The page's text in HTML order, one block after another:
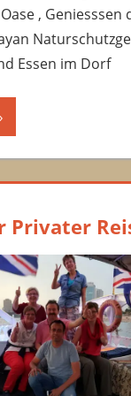
, Geniesssen
Essen im Dorf
Privater